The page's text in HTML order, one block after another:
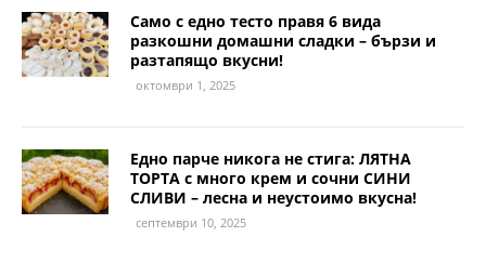
Само с едно тесто правя 6 вида
разкошни домашни сладки – бързи и
разтапящо вкусни!
октомври 1, 2025
Едно парче никога не стига: ЛЯТНА
ТОРТА с много крем и сочни СИНИ
СЛИВИ – лесна и неустоимо вкусна!
септември 10, 2025